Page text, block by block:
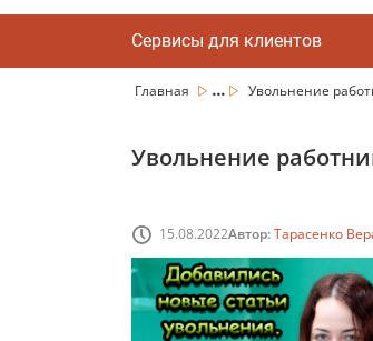
Сервисы для клиентов
Главная ... Увольнение
Увольнение
15.08.2022Автор:Тарасенко